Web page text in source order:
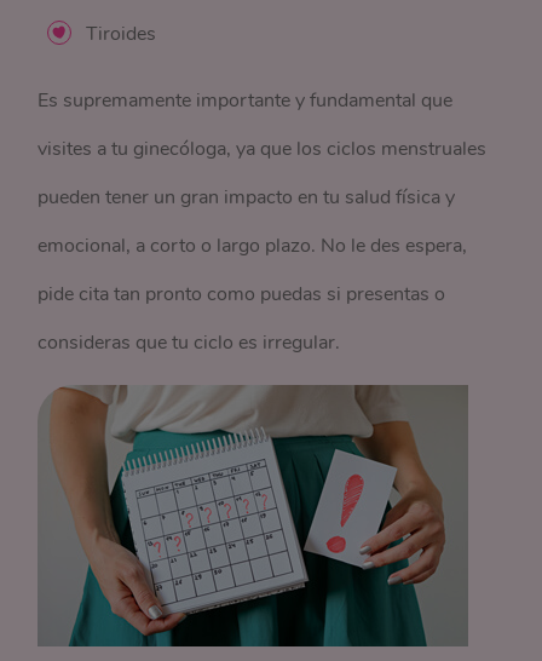
Tiroides
Es supremamente importante y fundamental que
visites a tu ginecóloga, ya que los ciclos menstruales
pueden tener un gran impacto en tu salud física y
emocional, a corto o largo plazo. No le des espera,
pide cita tan pronto como puedas si presentas o
consideras que tu ciclo es irregular.